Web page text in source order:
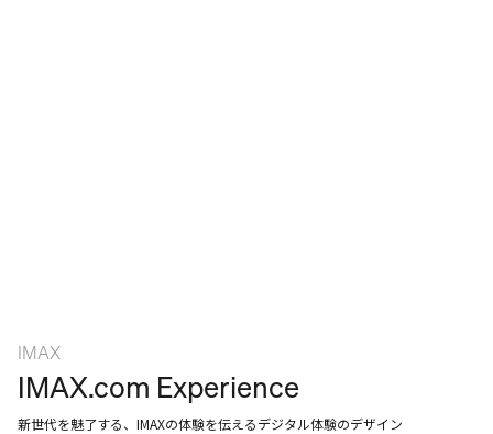
IMAX
IMAX.com Experience
新世代を魅了する、IMAXの体験を伝えるデジタル体験のデザイン